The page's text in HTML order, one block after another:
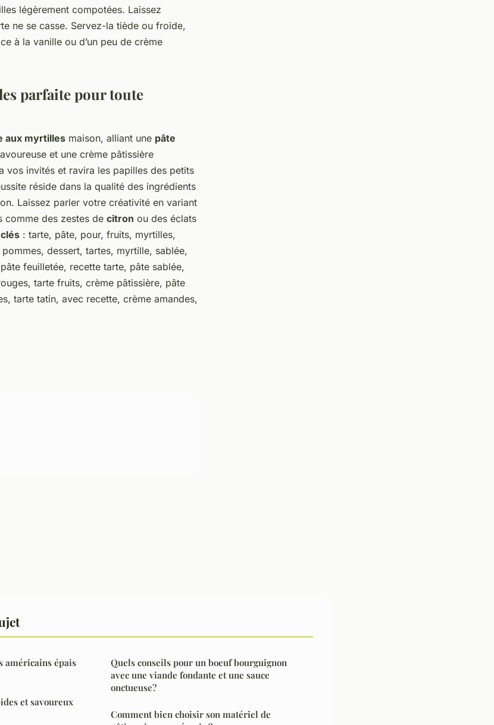
légèrement compotées. Laissez
ne se casse. Servez-la tiède ou froide,
à la vanille ou d’un peu de crème
parfaite pour toute
aux myrtilles maison, alliant une pâte
et une crème pâtissière
vos invités et ravira les papilles des petits
réside dans la qualité des ingrédients
Laissez parler votre créativité en variant
comme des zestes de citron ou des éclats
: tarte, pâte, pour, fruits, myrtilles,
dessert, tartes, myrtille, sablée,
feuilletée, recette tarte, pâte sablée,
tarte fruits, crème pâtissière, pâte
tarte tatin, avec recette, crème amandes,
américains épais
et savoureux
Quels conseils pour un boeuf bourguignon
avec une viande fondante et une sauce
onctueuse?
Comment bien choisir son matériel de